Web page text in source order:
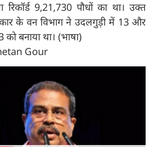
रिकॉर्ड 9,21,730 पौधों का था। उक्त
के वन विभाग ने उदलगुड़ी में 13 और
बनाया था। (भाषा)
Gour